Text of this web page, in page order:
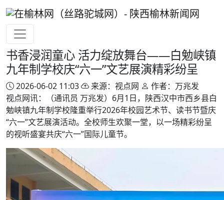
书香浸润童心 活力绽放舞台——白勉峡镇
九年制学校庆“六一”文艺展演精彩纷呈
2026-06-02 11:03 来源：视点网
作者：万兆发
视点网讯：（通讯员 万兆发）6月1日，陕西汉中市西乡县白
勉峡镇九年制学校隆重举行2026年校园艺术节、读书节暨庆
“六一”文艺展演活动。全校师生欢聚一堂，以一场精彩纷呈
的视听盛宴共庆“六一”国际儿童节。